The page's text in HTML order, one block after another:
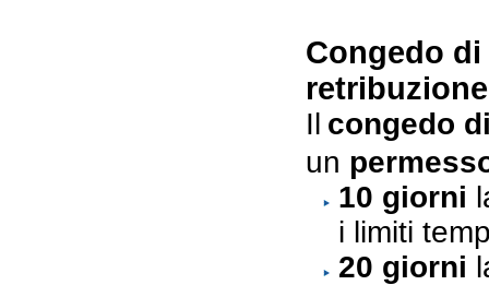
Congedo
retribuzione
Il congedo
un
10 giorni
i limiti
20 giorni